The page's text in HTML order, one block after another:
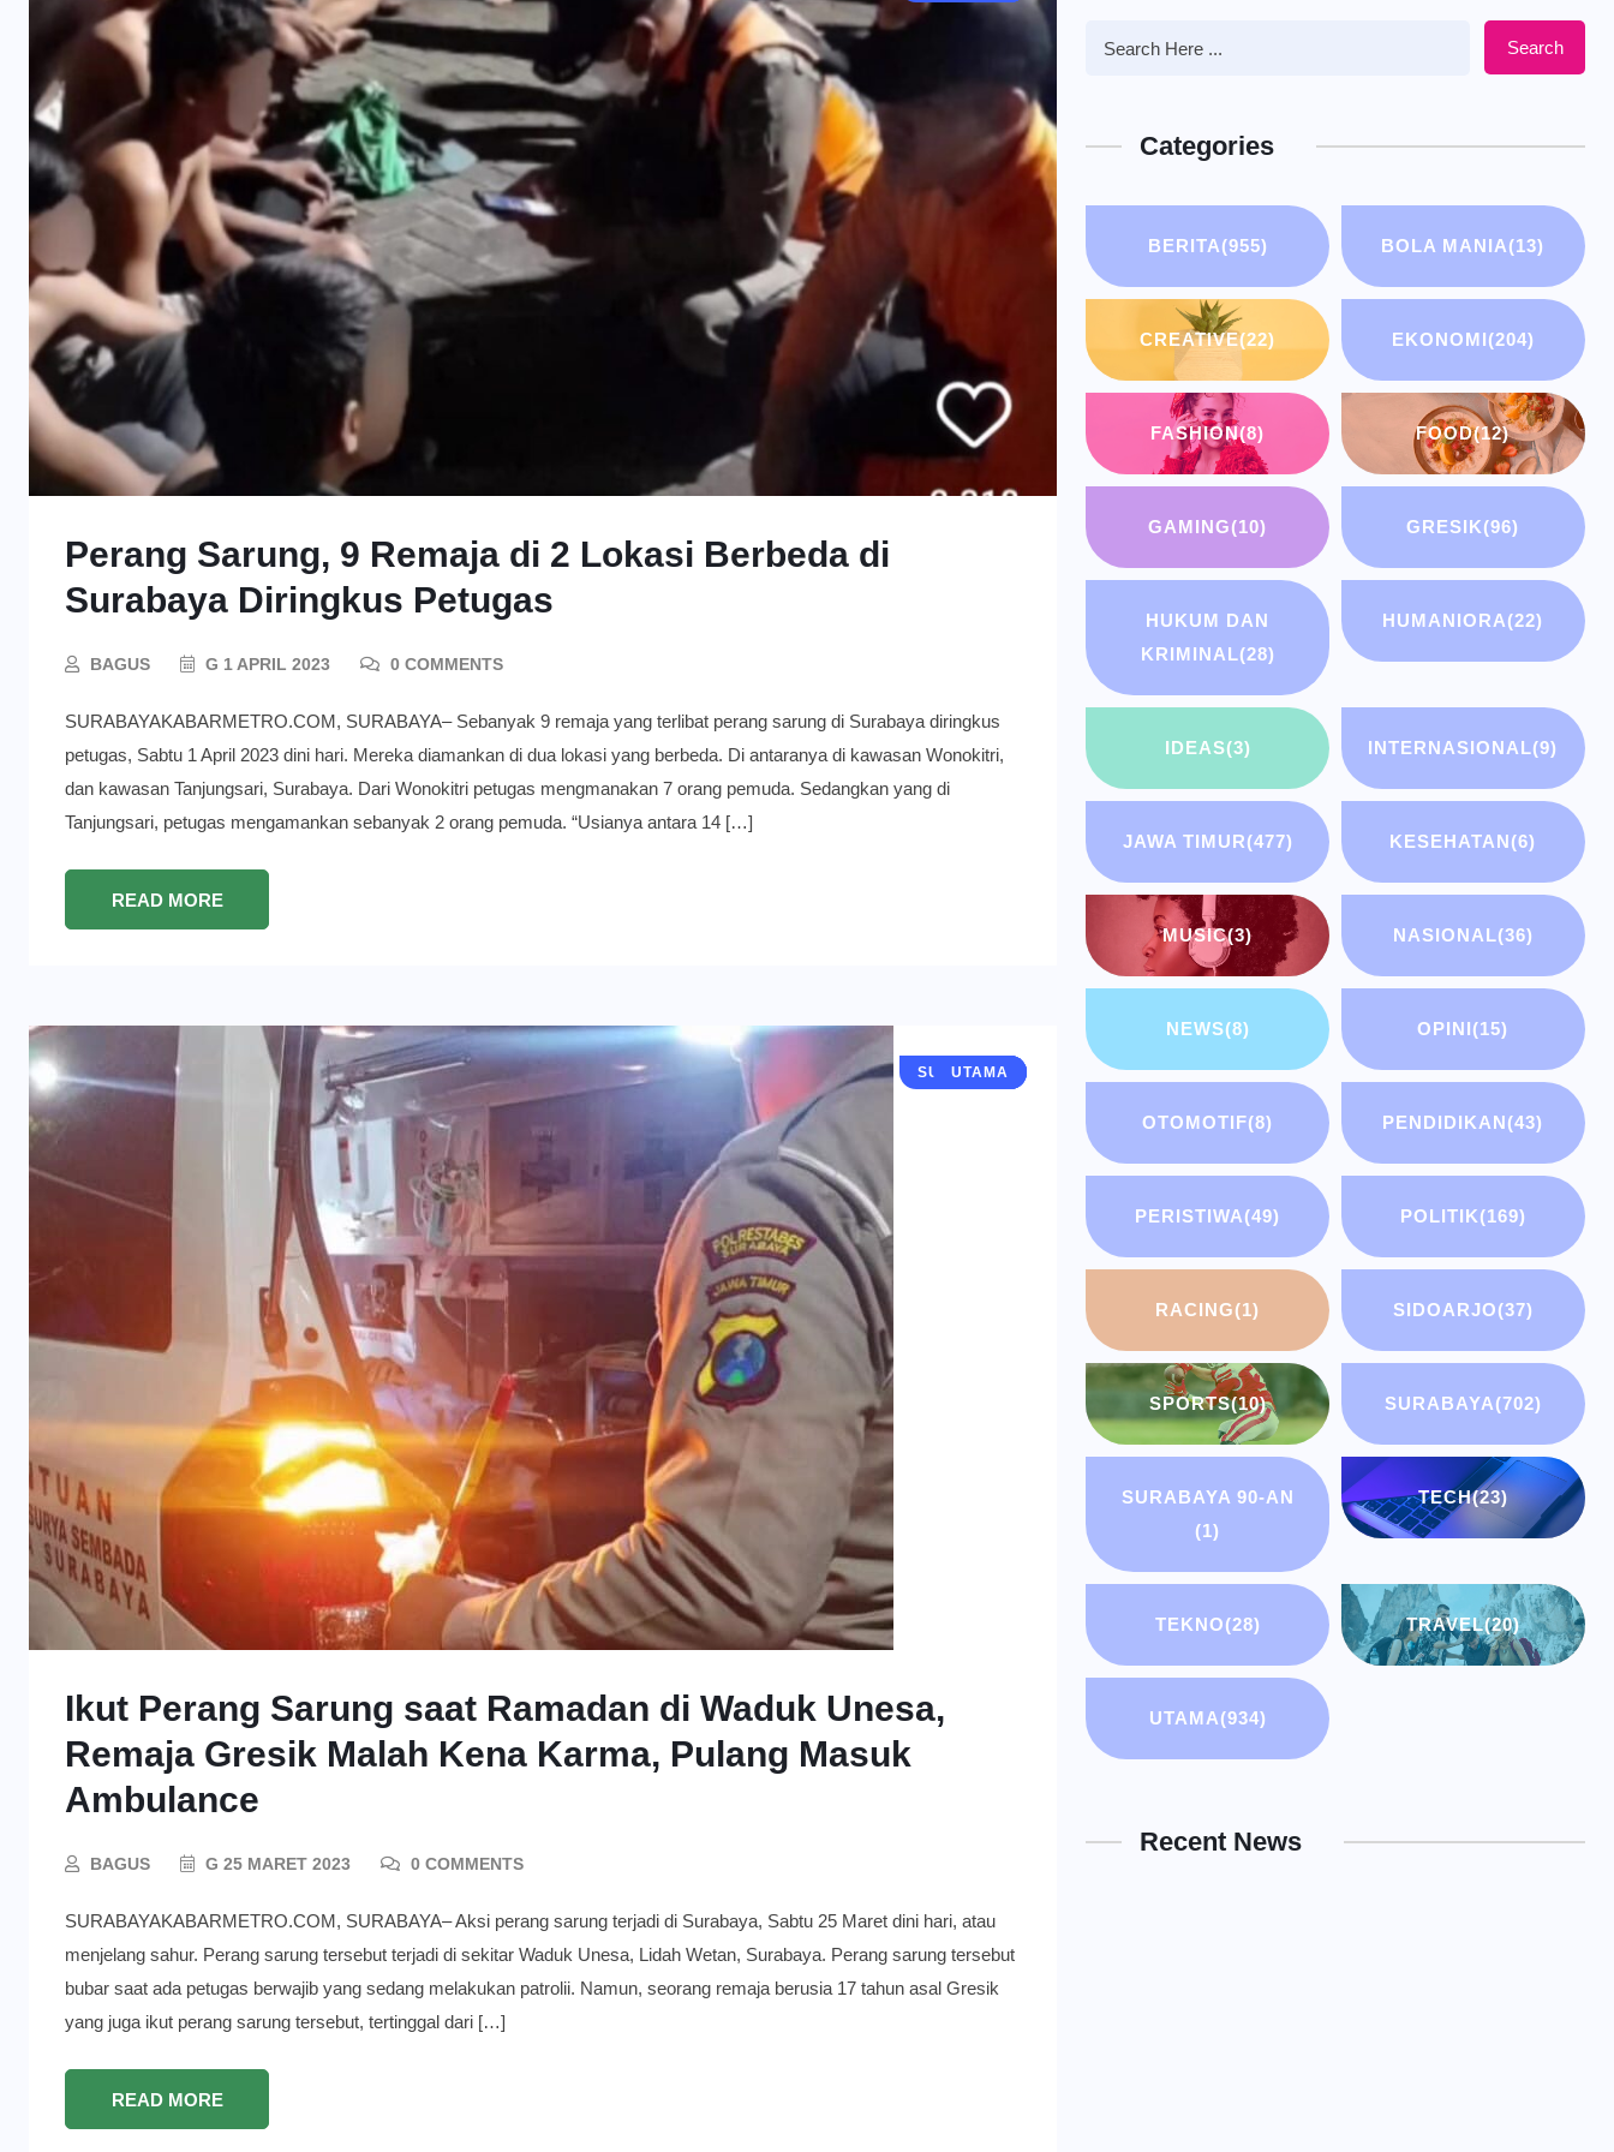
Perang Sarung, 9 Remaja di 2 Lokasi Berbeda di
Surabaya Diringkus Petugas
BAGUS G 1 APRIL 2023 0 COMMENTS
SURABAYAKABARMETRO.COM, SURABAYA– Sebanyak 9 remaja yang terlibat perang sarung di Surabaya diringkus
petugas, Sabtu 1 April 2023 dini hari. Mereka diamankan di dua lokasi yang berbeda. Di antaranya di kawasan Wonokitri,
dan kawasan Tanjungsari, Surabaya. Dari Wonokitri petugas mengmanakan 7 orang pemuda. Sedangkan yang di
Tanjungsari, petugas mengamankan sebanyak 2 orang pemuda. “Usianya antara 14 […]
READ MORE
BERITA
GRESIK
SURABAYA
UTAMA
Ikut Perang Sarung saat Ramadan di Waduk Unesa,
Remaja Gresik Malah Kena Karma, Pulang Masuk
Ambulance
BAGUS G 25 MARET 2023 0 COMMENTS
SURABAYAKABARMETRO.COM, SURABAYA– Aksi perang sarung terjadi di Surabaya, Sabtu 25 Maret dini hari, atau
menjelang sahur. Perang sarung tersebut terjadi di sekitar Waduk Unesa, Lidah Wetan, Surabaya. Perang sarung tersebut
bubar saat ada petugas berwajib yang sedang melakukan patrolii. Namun, seorang remaja berusia 17 tahun asal Gresik
yang juga ikut perang sarung tersebut, tertinggal dari […]
READ MORE
Search
Categories
BERITA(955) BOLA MANIA(13)
CREATIVE(22) EKONOMI(204)
FASHION(8) FOOD(12)
GAMING(10) GRESIK(96)
HUKUM DAN
KRIMINAL(28)
HUMANIORA(22)
IDEAS(3) INTERNASIONAL(9)
JAWA TIMUR(477) KESEHATAN(6)
MUSIC(3) NASIONAL(36)
NEWS(8) OPINI(15)
OTOMOTIF(8) PENDIDIKAN(43)
PERISTIWA(49) POLITIK(169)
RACING(1) SIDOARJO(37)
SPORTS(10) SURABAYA(702)
SURABAYA 90-AN
(1)
TECH(23)
TEKNO(28) TRAVEL(20)
UTAMA(934)
Recent News